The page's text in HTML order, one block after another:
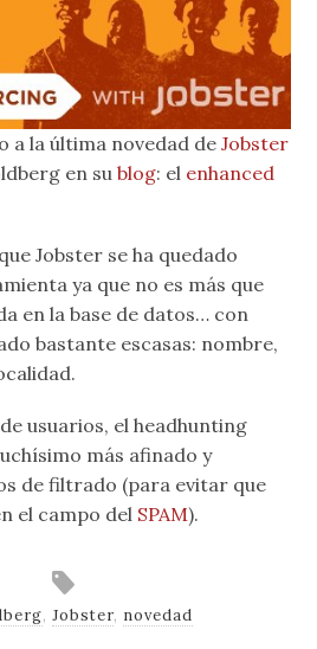
a la última novedad deJobster
en sublog: el enhanced
Jobster se ha quedado
ya que no es más que
en la base de datos… con
bastante escasas: nombre,
usuarios, el headhunting
más afinado y
de filtrado (para evitar que
el campo del SPAM).
, Jobster, novedad